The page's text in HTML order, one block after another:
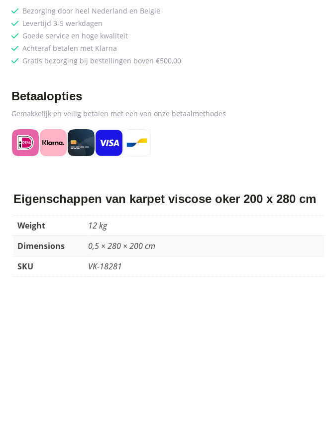
Bezorging door heel Nederland en België
Levertijd 3-5 werkdagen
Goede service en hoge kwaliteit
Achteraf betalen met Klarna
Gratis bezorging bij bestellingen boven €500,00
Betaalopties
Gemakkelijk en veilig betalen met een van onze betaalmethodes
Eigenschappen van karpet viscose oker 200 x 280 cm
Weight
12 kg
Dimensions
0,5 × 280 × 200 cm
SKU
VK-18281